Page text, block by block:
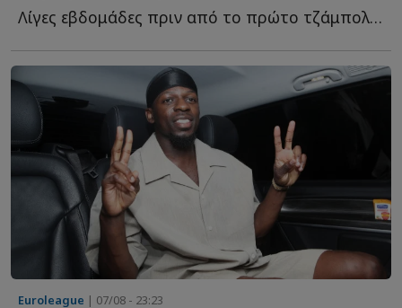
Λίγες εβδομάδες πριν από το πρώτο τζάμπολ της σεζόν 20...
Euroleague | 07/08 - 23:23